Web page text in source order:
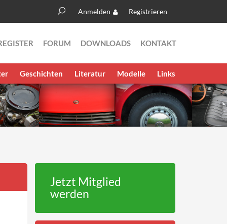
Anmelden Registrieren
Suchformular
Suche
Geschichten Literatur Modelle Links
FORUM DOWNLOADS KONTAKT
Jetzt Mitglied
werden